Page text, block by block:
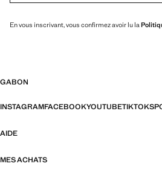
En vous inscrivant, vous confirmez avoir lu la
GABON
INSTAGRAMFACEBOOKYOUTUBETIKTOK
AIDE
MES ACHATS